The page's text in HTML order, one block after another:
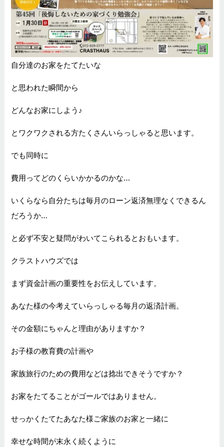
自分達のお家をたてたいな
と思われた瞬間から
どんなお家にしよう♪
とワクワクされる方たくさんいらっしゃると思います。
でも同時に
費用ってどのくらいかかるのかな…
いくらなら自分たちは毎月のローン返済無理なくできるん
だろうか…
と必ず不安と疑問がわいてこられるとおもいます。
クラストハウズでは
まず資金計画の重要性をお伝えしています。
あなた様の今考えていらっしゃる毎月の返済計画。
その金額にちゃんと理由がありますか？
お子様の教育費の計画や
家族旅行のための費用などは捻出できそうですか？
お家をたてることがゴールではありません。
せっかくたてたあなた様ご家族のお家と一緒に
幸せな時間が末永く続くように